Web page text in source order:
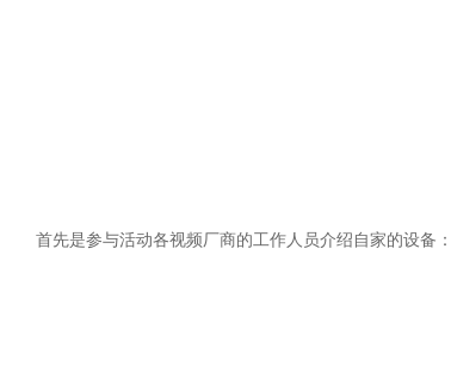
首先是参与活动各视频厂商的工作人员介绍自家的设备：